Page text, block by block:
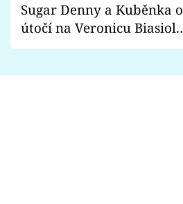
Sugar Denny a Kuběnka
útočí na Veronicu Biasiol.
Proč je podle nich